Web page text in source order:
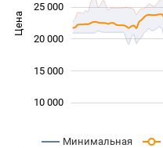
Цена
10 000
15 000
20 000
25 000
Минимальная